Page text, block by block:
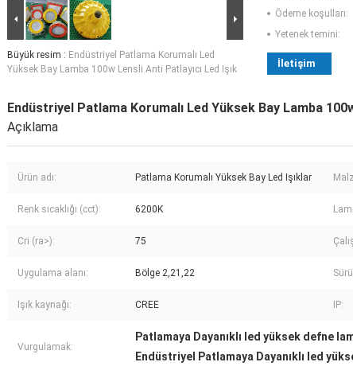
Büyük resim : Endüstriyel Patlama Korumalı Led
Yüksek Bay Lamba 100w Lensli Anti Patlayıcı Led Işık
Ödeme koşulları:
Yetenek temini:
İletişim
Endüstriyel Patlama Korumalı Led Yüksek Bay Lamba
Açıklama
Ürün adı: Patlama Korumalı Yüksek Bay Led Işıklar
Renk sıcaklığı (cct): 6200K
Cri (ra>): 75
Uygulama alanı: Bölge 2,21,22
Işık kaynağı: CREE IP:
Vurgulamak:
Patlamaya Dayanıklı led yüksek defne
Endüstriyel Patlamaya Dayanıklı led